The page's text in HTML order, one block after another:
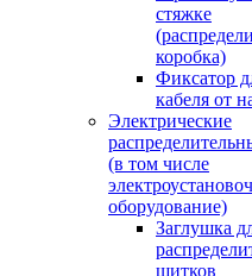
стяжке
коробка)
Фиксатор
кабеля от
Электрические
(в том числе
оборудование)
Заглушка
щитков